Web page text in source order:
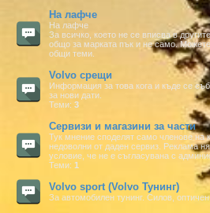
На лафче
На лафче
За всичко, което не се вписва в
общо за марката пък и не само.
общи теми.
Volvo срещи
Информация за това кога и къде се
за нови дати.
Теми: 3
Сервизи и магазини за части
Тук мнение споделят само членове на
недоволни от даден сервиз. Реклама
условие, че не е съгласувана с
Теми: 1
Volvo sport (Volvo Тунинг)
За автомобилен тунинг. Силов,